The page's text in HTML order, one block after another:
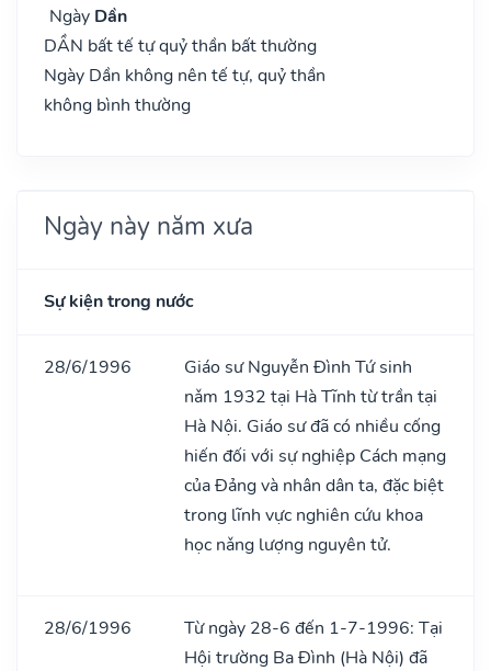
Ngày Dần
DẦN bất tế tự quỷ thần bất thường
Ngày Dần không nên tế tự, quỷ thần
không bình thường
Ngày này năm xưa
Sự kiện trong nước
28/6/1996
Giáo sư Nguyễn Đình Tứ sinh
nǎm 1932 tại Hà Tĩnh từ trần tại
Hà Nội. Giáo sư đã có nhiều cống
hiến đối với sự nghiệp Cách mạng
của Đảng và nhân dân ta, đặc biệt
trong lĩnh vực nghiên cứu khoa
học nǎng lượng nguyên tử.
28/6/1996
Từ ngày 28-6 đến 1-7-1996: Tại
Hội trường Ba Đình (Hà Nội) đã